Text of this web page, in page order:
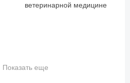
ветеринарной медицине
Показать еще